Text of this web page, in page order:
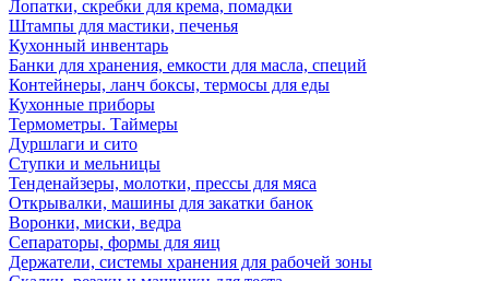
Лопатки, скребки для крема, помадки
Штампы для мастики, печенья
Кухонный инвентарь
Банки для хранения, емкости для масла, специй
Контейнеры, ланч боксы, термосы для еды
Кухонные приборы
Термометры. Таймеры
Дуршлаги и сито
Ступки и мельницы
Тенденайзеры, молотки, прессы для мяса
Открывалки, машины для закатки банок
Воронки, миски, ведра
Сепараторы, формы для яиц
Держатели, системы хранения для рабочей зоны